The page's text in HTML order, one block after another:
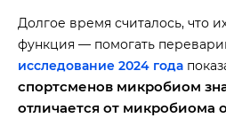
Долгое время считалось, что
функция — помогать
исследование 2024 года
спортсменов микробиом
отличается от микробиома